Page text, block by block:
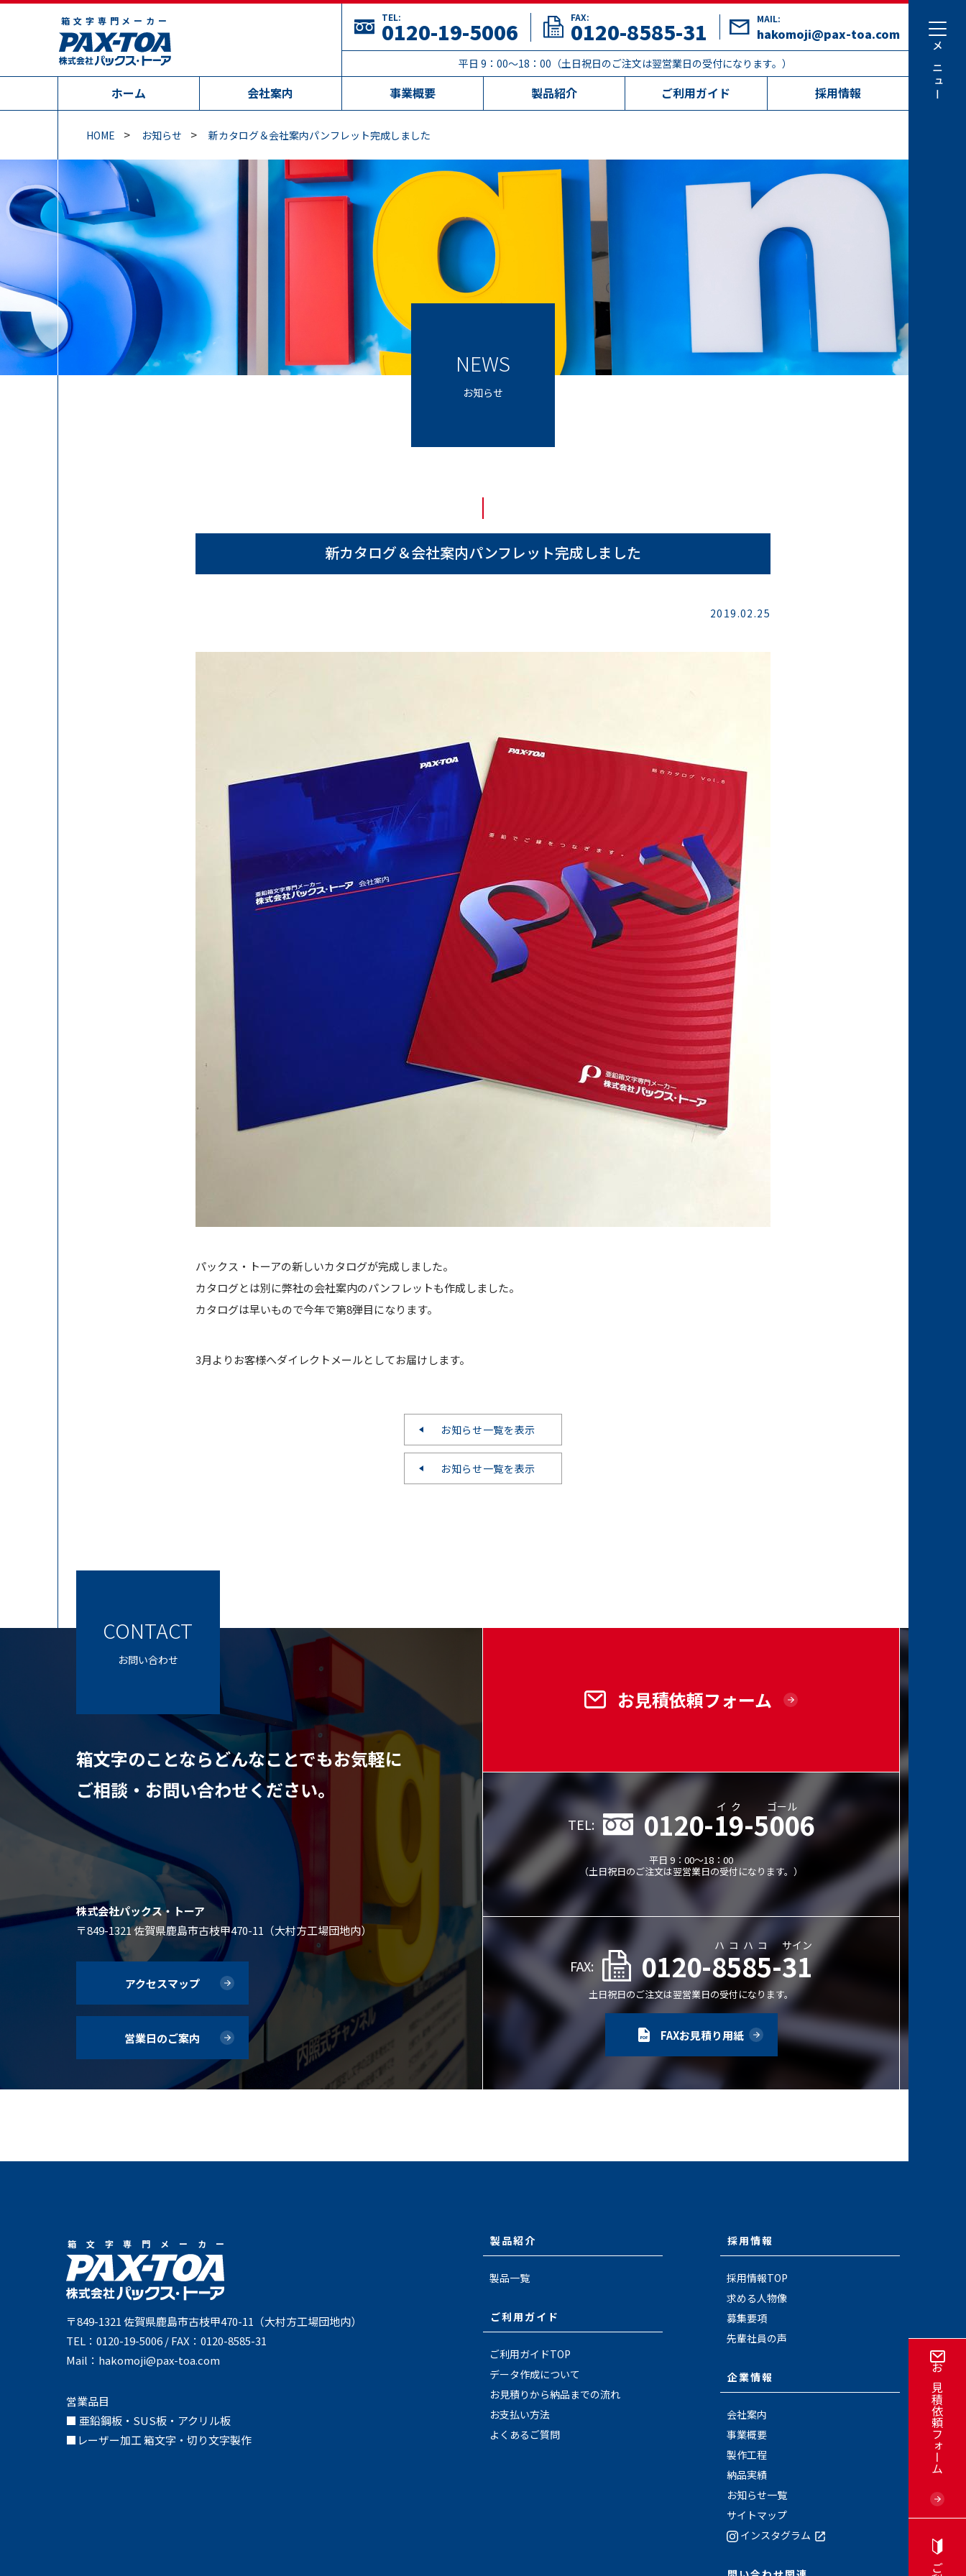
箱文字専門メーカー TEL:
0120-19-5006
FAX:
0120-8585-31 MAIL:
hakomoji@pax-toa.com
平日 9：00～18：00（土日祝日のご注文は翌営業日の受付になります。）
ホーム 会社案内 事業概要 製品紹介 ご利用ガイド 採用情報
お見積依頼フォーム
HOME お知らせ 新カタログ＆会社案内パンフレット完成しました
NEWS
お知らせ
新カタログ＆会社案内パンフレット完成しました
2019.02.25
パックス・トーアの新しいカタログが完成しました。
カタログとは別に弊社の会社案内のパンフレットも作成しました。
カタログは早いもので今年で第8弾目になります。
3月よりお客様へダイレクトメールとしてお届けします。
お知らせ一覧を表示
お知らせ一覧を表示
CONTACT
お問い合わせ
箱文字のことならどんなことでもお気軽に
ご相談・お問い合わせください。
株式会社パックス・トーア
〒849-1321 佐賀県鹿島市古枝甲470-11（大村方工場団地内）
アクセスマップ
営業日のご案内
お見積依頼フォーム
TEL: 0120-19-5006
イク ゴール
平日 9：00～18：00
（土日祝日のご注文は翌営業日の受付になります。）
FAX: 0120-8585-31
ハコハコ サイン
土日祝日のご注文は翌営業日の受付になります。
FAXお見積り用紙
箱文字専門メーカー
〒849-1321 佐賀県鹿島市古枝甲470-11（大村方工場団地内）
TEL：0120-19-5006 / FAX：0120-8585-31
Mail：hakomoji@pax-toa.com
営業品目
■ 亜鉛鋼板・SUS板・アクリル板
■レーザー加工 箱文字・切り文字製作
製品紹介
製品一覧
ご利用ガイド
ご利用ガイドTOP
データ作成について
お見積りから納品までの流れ
お支払い方法
よくあるご質問
採用情報
採用情報TOP
求める人物像
募集要項
先輩社員の声
企業情報
会社案内
事業概要
製作工程
納品実績
お知らせ一覧
サイトマップ
インスタグラム